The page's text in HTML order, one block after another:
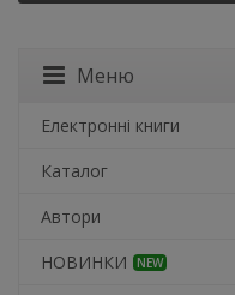
Меню
Електронні книги
Каталог
Автори
НОВИНКИ
NEW